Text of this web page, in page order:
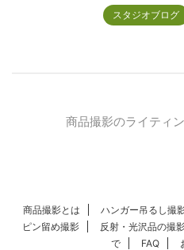
スタジオブログ
商品撮影のライティ
商品撮影とは ハンガー吊るし撮
ピン留め撮影
反射・光沢品の撮
で
FAQ